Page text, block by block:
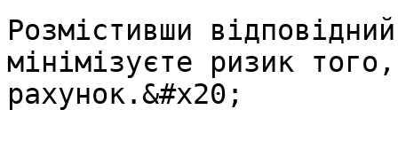
Розмістивши
мінімізуєте ризик
рахунок.&#x20;